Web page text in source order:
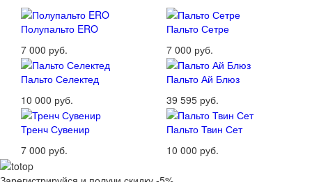
Полупальто ERO
7 000 руб.
Пальто Сетре
7 000 руб.
Пальто Селектед
10 000 руб.
Пальто Ай Блюз
39 595 руб.
Тренч Сувенир
7 000 руб.
Пальто Твин Сет
10 000 руб.